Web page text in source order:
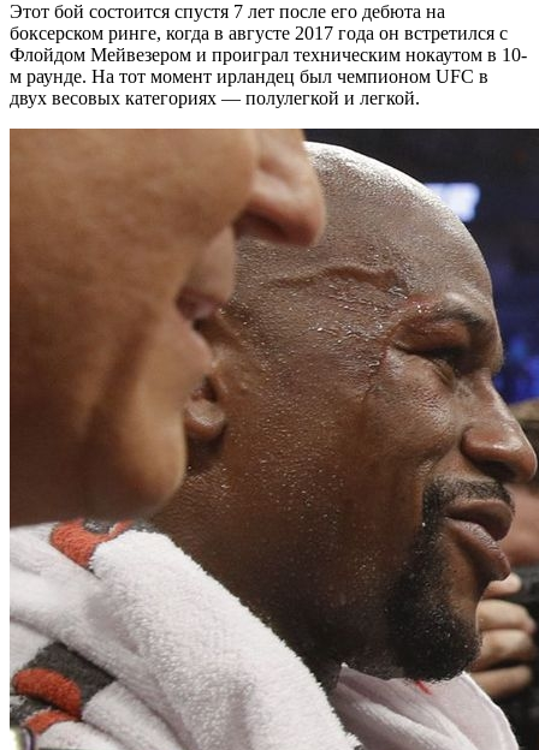
Этот бой состоится спустя 7 лет после его дебюта на
боксерском ринге, когда в августе 2017 года он встретился с
Флойдом Мейвезером и проиграл техническим нокаутом в 10-
м раунде. На тот момент ирландец был чемпионом UFC в
двух весовых категориях — полулегкой и легкой.